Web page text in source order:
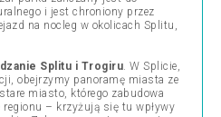
i jest chroniony przez
na nocleg w okolicach Splitu,
Splitu i Trogiru. W Splicie,
obejrzymy panoramę miasta ze
miasto, którego zabudowa
– krzyżują się tu wpływy